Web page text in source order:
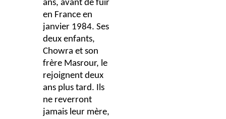
ans, avant de fuir
en France en
janvier 1984. Ses
deux enfants,
Chowra et son
frère Masrour, le
rejoignent deux
ans plus tard. Ils
ne reverront
jamais leur mère,